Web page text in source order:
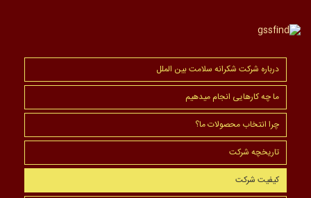
درباره شرکت شکرانه سلامت بین الملل
ما چه کارهایی انجام میدهیم
چرا انتخاب محصولات ما؟
تاریخچه شرکت
کیفیت شرکت